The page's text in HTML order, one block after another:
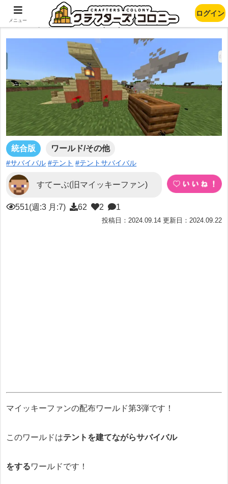
テントサバイバル（v1）
統合版 ワールド/その他
#サバイバル #テント #テントサバイバル
すてーぶ(旧マイッキーファン)
551(週:3 月:7) 62 2 1
投稿日：2024.09.14 更新日：2024.09.22
マイッキーファンの配布ワールド第3弾です！
このワールドはテント を建てながらサバイバル
をするワールドです！
メニュー
ログイン